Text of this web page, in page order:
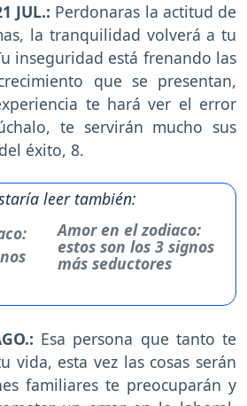
JUL.: Perdonaras la actitud de
la tranquilidad volverá a tu
inseguridad está frenando las
que se presentan,
te hará ver el error
te servirán mucho sus
éxito, 8.
leer también:
Amor en el zodiaco:
estos son los 3 signos
más seductores
Esa persona que tanto te
vida, esta vez las cosas serán
familiares te preocuparán y